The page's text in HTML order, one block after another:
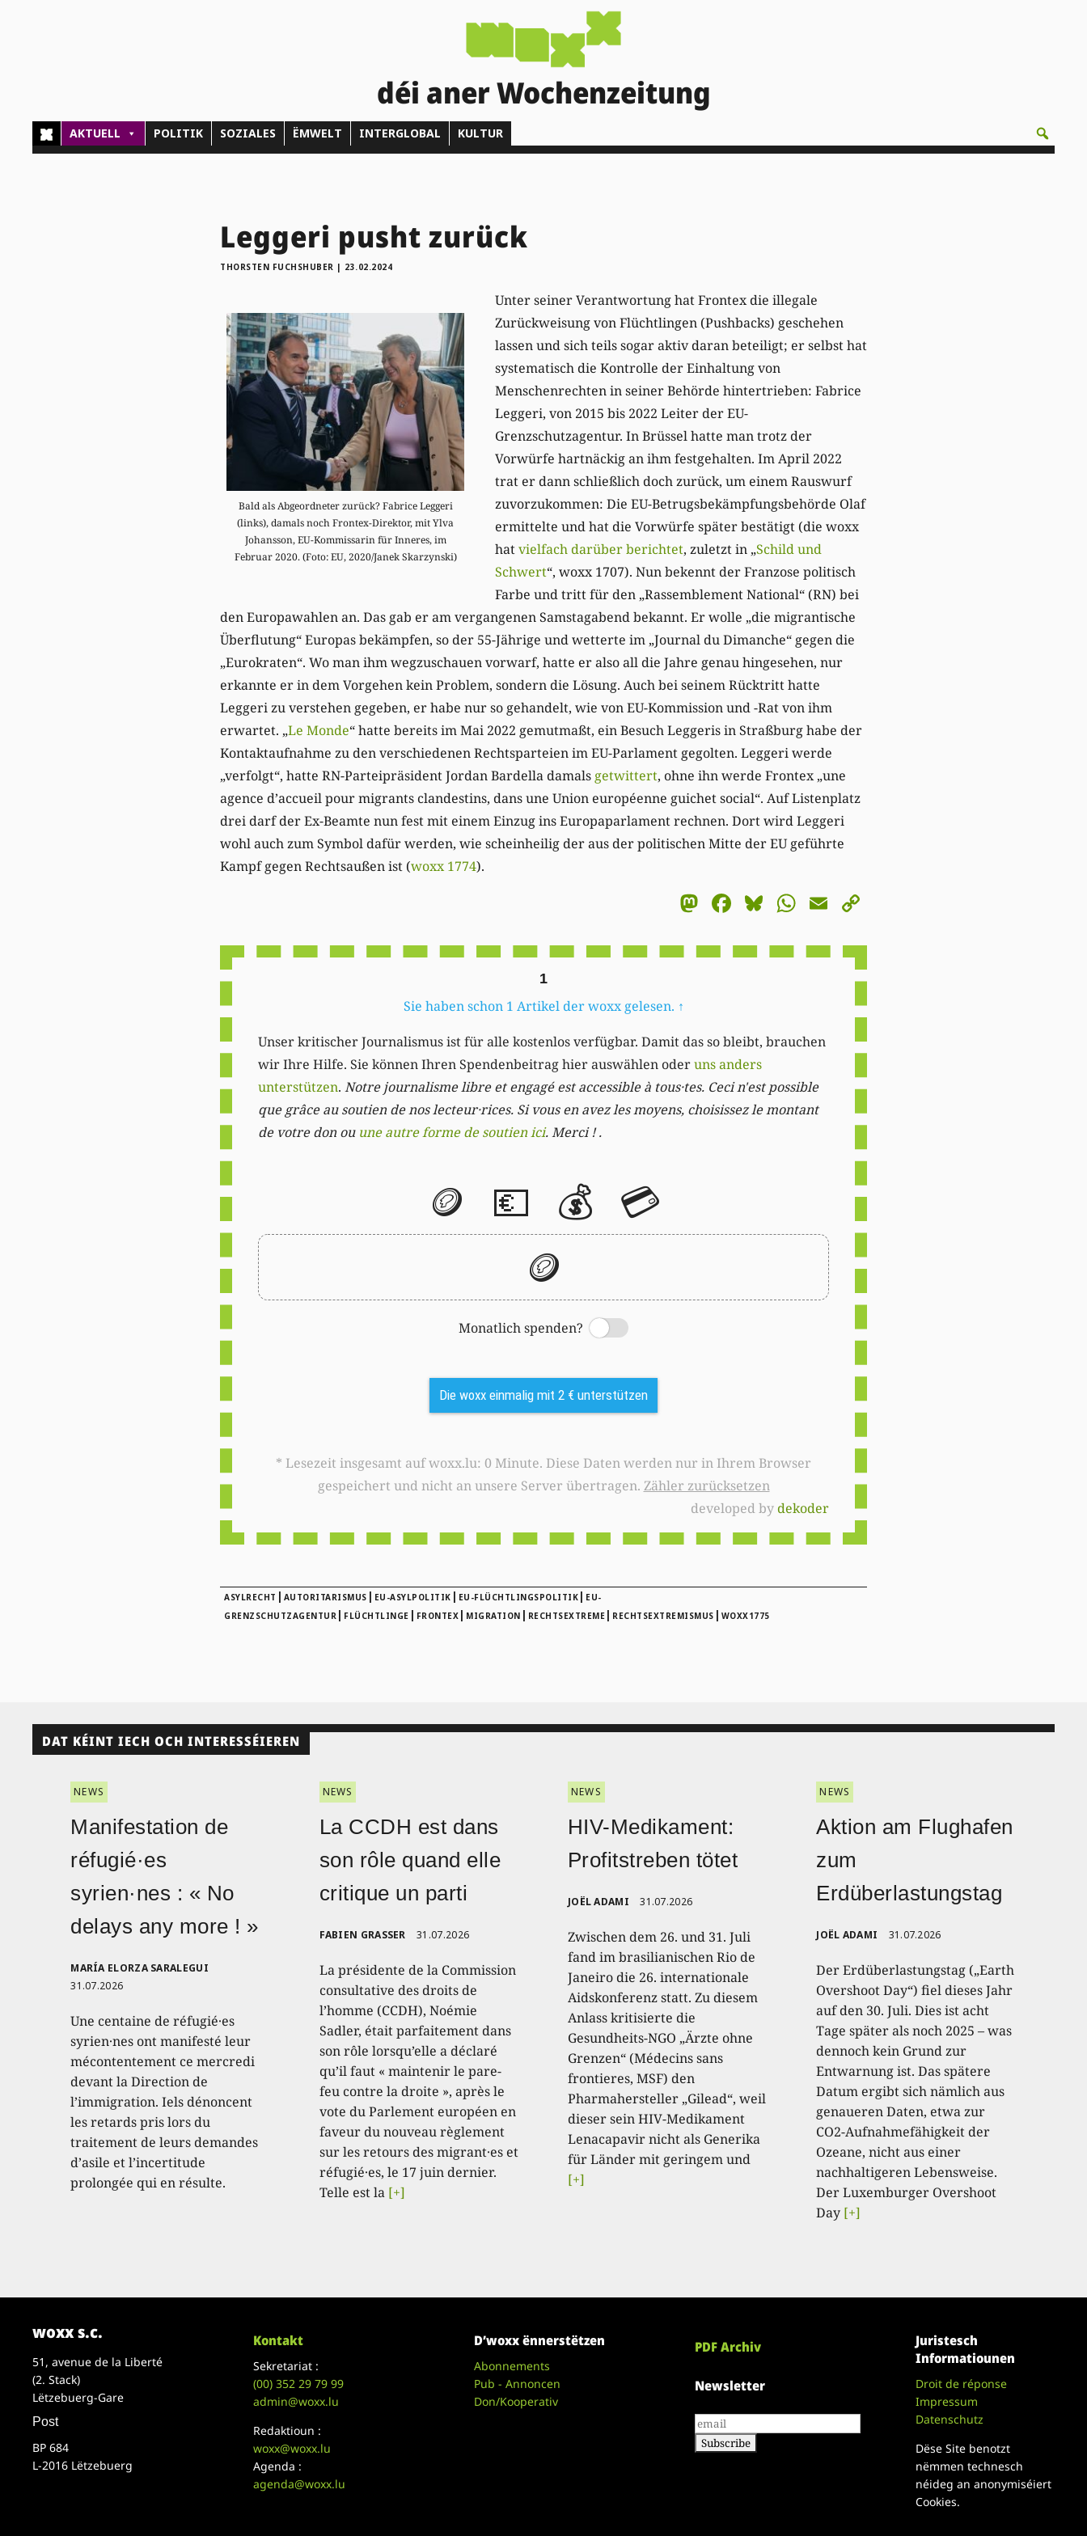
déi aner Wochenzeitung
AKTUELL POLITIK SOZIALES ËMWELT INTERGLOBAL KULTUR
Leggeri pusht zurück
THORSTEN FUCHSHUBER | 23.02.2024
Bald als Abgeordneter zurück? Fabrice Leggeri
(links), damals noch Frontex-Direktor, mit Ylva
Johansson, EU-Kommissarin für Inneres, im
Februar 2020. (Foto: EU, 2020/Janek Skarzynski)
Unter seiner Verantwortung hat Frontex die illegale
Zurückweisung von Flüchtlingen (Pushbacks) geschehen
lassen und sich teils sogar aktiv daran beteiligt; er selbst hat
systematisch die Kontrolle der Einhaltung von
Menschenrechten in seiner Behörde hintertrieben: Fabrice
Leggeri, von 2015 bis 2022 Leiter der EU-
Grenzschutzagentur. In Brüssel hatte man trotz der
Vorwürfe hartnäckig an ihm festgehalten. Im April 2022
trat er dann schließlich doch zurück, um einem Rauswurf
zuvorzukommen: Die EU-Betrugsbekämpfungsbehörde Olaf
ermittelte und hat die Vorwürfe später bestätigt (die woxx
hatvielfach darüber berichtet, zuletzt in „Schild und
Schwert“, woxx 1707). Nun bekennt der Franzose politisch
Farbe und tritt für den „Rassemblement National“ (RN) bei
den Europawahlen an. Das gab er am vergangenen Samstagabend bekannt. Er wolle „die migrantische
Überflutung“ Europas bekämpfen, so der 55-Jährige und wetterte im „Journal du Dimanche“ gegen die
„Eurokraten“. Wo man ihm wegzuschauen vorwarf, hatte er also all die Jahre genau hingesehen, nur
erkannte er in dem Vorgehen kein Problem, sondern die Lösung. Auch bei seinem Rücktritt hatte
Leggeri zu verstehen gegeben, er habe nur so gehandelt, wie von EU-Kommission und -Rat von ihm
erwartet. „Le Monde“ hatte bereits im Mai 2022 gemutmaßt, ein Besuch Leggeris in Straßburg habe der
Kontaktaufnahme zu den verschiedenen Rechtsparteien im EU-Parlament gegolten. Leggeri werde
„verfolgt“, hatte RN-Parteipräsident Jordan Bardella damals getwittert, ohne ihn werde Frontex „une
agence d’accueil pour migrants clandestins, dans une Union européenne guichet social“. Auf Listenplatz
drei darf der Ex-Beamte nun fest mit einem Einzug ins Europaparlament rechnen. Dort wird Leggeri
wohl auch zum Symbol dafür werden, wie scheinheilig der aus der politischen Mitte der EU geführte
Kampf gegen Rechtsaußen ist (woxx 1774).
Mastodon
Facebook
Bluesky
WhatsApp
Email
1
Sie haben schon 1 Artikel der woxx gelesen. ↑
Unser kritischer Journalismus ist für alle kostenlos verfügbar. Damit das so bleibt, brauchen
wir Ihre Hilfe. Sie können Ihren Spendenbeitrag hier auswählen oderuns anders
unterstützen. Notre journalisme libre et engagé est accessible à tous·tes. Ceci n'est possible
que grâce au soutien de nos lecteur·rices. Si vous en avez les moyens, choisissez le montant
de votre don ou une autre forme de soutien ici. Merci ! .
🪙 💶 💰 💳
🪙
Monatlich spenden?
Switch
Die woxx einmalig mit 2 € unterstützen
* Lesezeit insgesamt auf woxx.lu: 0 Minute. Diese Daten werden nur in Ihrem Browser
gespeichert und nicht an unsere Server übertragen. Zähler zurücksetzen
developed bydekoder
ASYLRECHT | AUTORITARISMUS | EU-ASYLPOLITIK | EU-FLÜCHTLINGSPOLITIK | EU-
GRENZSCHUTZAGENTUR | FLÜCHTLINGE | FRONTEX | MIGRATION | RECHTSEXTREME | RECHTSEXTREMISMUS | WOXX1775
DAT KÉINT IECH OCH INTERESSÉIEREN
NEWS
Manifestation de
réfugié·es
syrien·nes : « No
delays any more ! »
MARÍA ELORZA SARALEGUI
31.07.2026
Une centaine de réfugié·es
syrien·nes ont manifesté leur
mécontentement ce mercredi
devant la Direction de
l’immigration. Iels dénoncent
les retards pris lors du
traitement de leurs demandes
d’asile et l’incertitude
prolongée qui en résulte.
NEWS
La CCDH est dans
son rôle quand elle
critique un parti
FABIEN GRASSER 31.07.2026
La présidente de la Commission
consultative des droits de
l’homme (CCDH), Noémie
Sadler, était parfaitement dans
son rôle lorsqu’elle a déclaré
qu’il faut « maintenir le pare-
feu contre la droite », après le
vote du Parlement européen en
faveur du nouveau règlement
sur les retours des migrant·es et
réfugié·es, le 17 juin dernier.
Telle est la [+]
NEWS
HIV-Medikament:
Profitstreben tötet
JOËL ADAMI 31.07.2026
Zwischen dem 26. und 31. Juli
fand im brasilianischen Rio de
Janeiro die 26. internationale
Aidskonferenz statt. Zu diesem
Anlass kritisierte die
Gesundheits-NGO „Ärzte ohne
Grenzen“ (Médecins sans
frontieres, MSF) den
Pharmahersteller „Gilead“, weil
dieser sein HIV-Medikament
Lenacapavir nicht als Generika
für Länder mit geringem und
[+]
NEWS
Aktion am Flughafen
zum
Erdüberlastungstag
JOËL ADAMI 31.07.2026
Der Erdüberlastungstag („Earth
Overshoot Day“) fiel dieses Jahr
auf den 30. Juli. Dies ist acht
Tage später als noch 2025 – was
dennoch kein Grund zur
Entwarnung ist. Das spätere
Datum ergibt sich nämlich aus
genaueren Daten, etwa zur
CO2-Aufnahmefähigkeit der
Ozeane, nicht aus einer
nachhaltigeren Lebensweise.
Der Luxemburger Overshoot
Day [+]
woxx s.c.
51, avenue de la Liberté
(2. Stack)
Lëtzebuerg-Gare
Post
BP 684
L-2016 Lëtzebuerg
Kontakt
Sekretariat :
(00)352 29 79 99
admin@woxx.lu
Redaktioun :
woxx@woxx.lu
Agenda :
agenda@woxx.lu
D’woxx ënnerstëtzen
Abonnements
Pub - Annoncen
Don/Kooperativ
PDF Archiv
Newsletter
Juristesch
Informatiounen
Droit de réponse
Impressum
Datenschutz
Dëse Site benotzt
nëmmen technesch
néideg an anonymiséiert
Cookies.